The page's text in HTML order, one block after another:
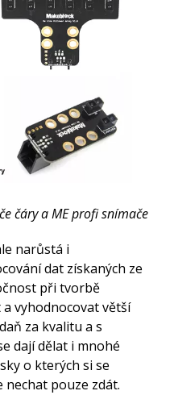
čáry a ME profi snímače
narůstá i
dat získaných ze
při tvorbě
vyhodnocovat větší
za kvalitu a s
dají dělat i mnohé
o kterých si se
nechat pouze zdát.